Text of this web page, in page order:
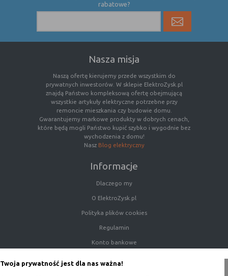
Twoja prywatność jest dla nas ważna!
rabatowe?
Nasza misja
Naszą ofertę kierujemy przede wszystkim do
prywatnych inwestorów. W sklepie ElektroZysk.pl
znajdą Państwo kompleksową ofertę obejmującą
wszystkie artykuły elektryczne potrzebne przy
remoncie mieszkania czy budowie domu.
Gwarantujemy markowe produkty w dobrych cenach,
które będą mogli Państwo kupić szybko i wygodnie bez
wychodzenia z domu!
Nasz Blog elektryczny
Informacje
Dlaczego my
O ElektroZysk.pl
Polityka plików cookies
Regulamin
Konto bankowe